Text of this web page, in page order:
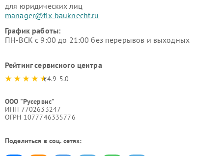
для юридических лиц
manager@fix-bauknecht.ru
График работы:
ПН-ВСК с 9:00 до 21:00 без перерывов и выходных
Рейтинг сервисного центра
4.9-5.0
ООО "Русервис"
ИНН 7702633247
ОГРН 1077746335776
Поделиться в соц. сетях: